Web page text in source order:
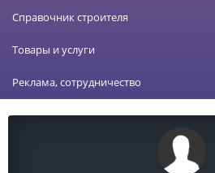
Справочник строителя
Товары и услуги
Реклама, сотрудничество